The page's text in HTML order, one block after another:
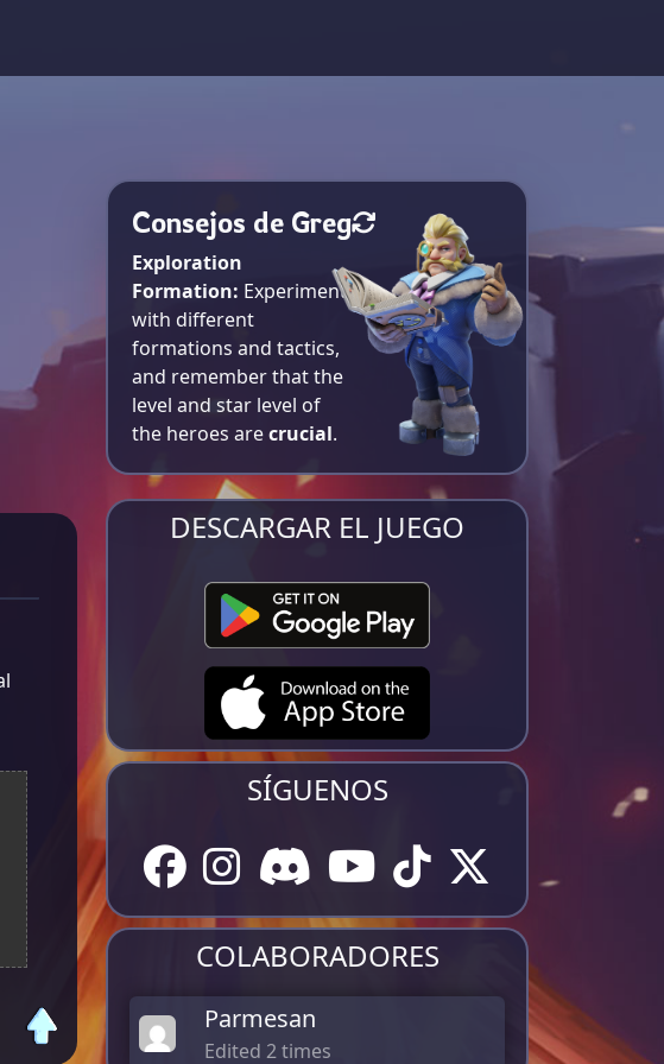
Consejos de Greg
Exploration
Formation: Experiment
with different
formations and tactics,
and remember that the
level and star level of
the heroes arecrucial.
DESCARGAR EL JUEGO
SÍGUENOS
COLABORADORES
Parmesan
Edited 2 times